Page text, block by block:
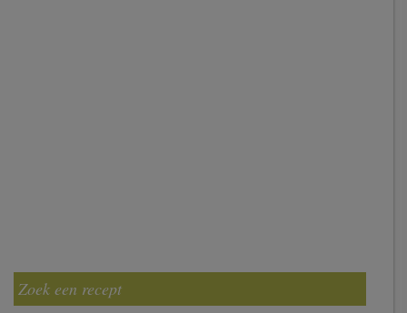
Zoek een recept